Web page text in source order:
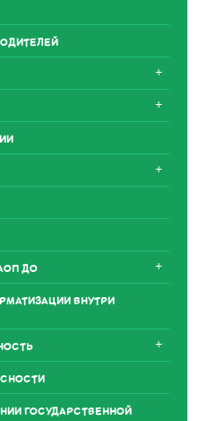
+
+
+
+
ДО
ВНУТРИ
+
ГОСУДАРСТВЕННОЙ